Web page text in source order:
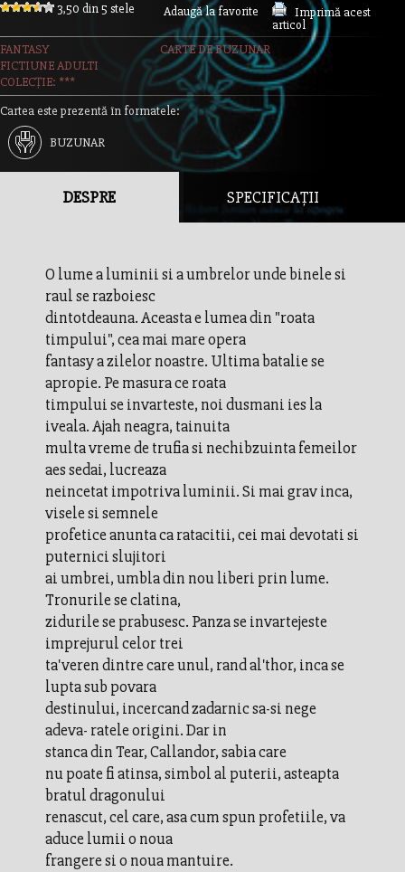
3,50 din 5 stele Adaugă la favorite
Imprimă acest
articol
FANTASY
CARTE DE BUZUNAR
FICTIUNE ADULTI
COLECȚIE: ***
Cartea este prezentă în formatele:
BUZUNAR
DESPRE SPECIFICAȚII
O lume a luminii si a umbrelor unde binele si
raul se razboiesc
dintotdeauna. Aceasta e lumea din "roata
timpului", cea mai mare opera
fantasy a zilelor noastre. Ultima batalie se
apropie. Pe masura ce roata
timpului se invarteste, noi dusmani ies la
iveala. Ajah neagra, tainuita
multa vreme de trufia si nechibzuinta femeilor
aes sedai, lucreaza
neincetat impotriva luminii. Si mai grav inca,
visele si semnele
profetice anunta ca ratacitii, cei mai devotati si
puternici slujitori
ai umbrei, umbla din nou liberi prin lume.
Tronurile se clatina,
zidurile se prabusesc. Panza se invartejeste
imprejurul celor trei
ta'veren dintre care unul, rand al'thor, inca se
lupta sub povara
destinului, incercand zadarnic sa-si nege
adeva- ratele origini. Dar in
stanca din Tear, Callandor, sabia care
nu poate fi atinsa, simbol al puterii, asteapta
bratul dragonului
renascut, cel care, asa cum spun profetiile, va
aduce lumii o noua
frangere si o noua mantuire.